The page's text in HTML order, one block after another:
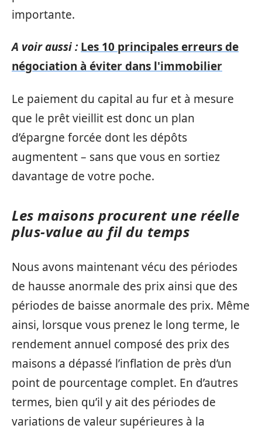
importante.
A voir aussi : Les 10 principales erreurs de
négociation à éviter dans l'immobilier
Le paiement du capital au fur et à mesure
que le prêt vieillit est donc un plan
d’épargne forcée dont les dépôts
augmentent – sans que vous en sortiez
davantage de votre poche.
Les maisons procurent une réelle
plus-value au fil du temps
Nous avons maintenant vécu des périodes
de hausse anormale des prix ainsi que des
périodes de baisse anormale des prix. Même
ainsi, lorsque vous prenez le long terme, le
rendement annuel composé des prix des
maisons a dépassé l’inflation de près d’un
point de pourcentage complet. En d’autres
termes, bien qu’il y ait des périodes de
variations de valeur supérieures à la